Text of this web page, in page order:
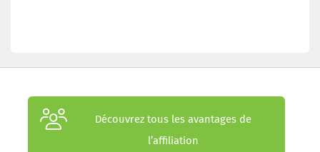
Découvrez tous les avantages de
l’affiliation